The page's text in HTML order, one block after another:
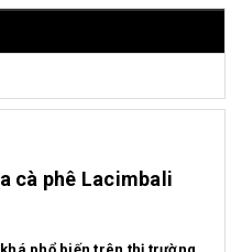
cà phê Lacimbali